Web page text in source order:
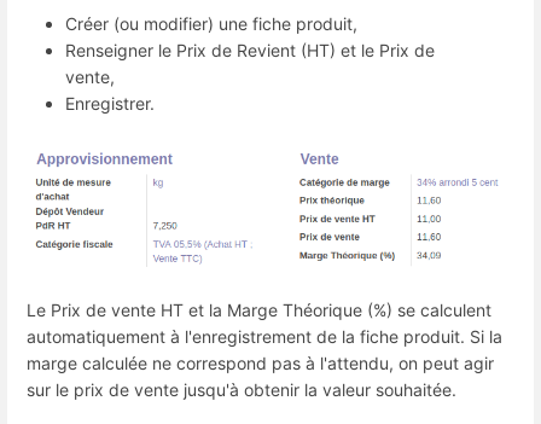
Créer (ou modifier) une fiche produit,
Renseigner le Prix de Revient (HT) et le Prix de
vente,
Enregistrer.
Le Prix de vente HT et la Marge Théorique (%) se calculent
automatiquement à l'enregistrement de la fiche produit. Si la
marge calculée ne correspond pas à l'attendu, on peut agir
sur le prix de vente jusqu'à obtenir la valeur souhaitée.